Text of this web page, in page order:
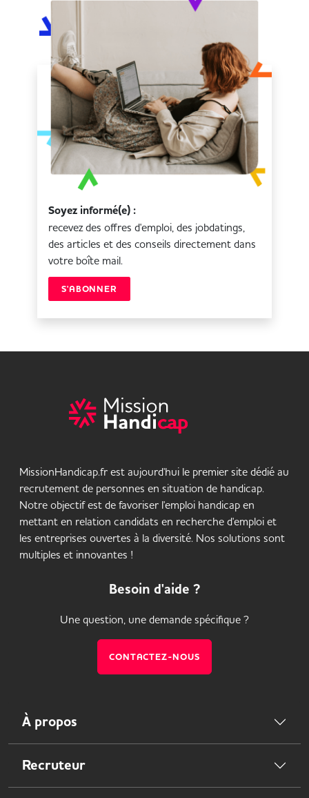
Soyez informé(e) :
recevez des offres d'emploi, des jobdatings,
des articles et des conseils directement dans
votre boîte mail.
S'ABONNER
MissionHandicap.fr est aujourd'hui le premier site dédié au
recrutement de personnes en situation de handicap.
Notre objectif est de favoriser l'emploi handicap en
mettant en relation candidats en recherche d'emploi et
les entreprises ouvertes à la diversité. Nos solutions sont
multiples et innovantes !
Besoin d'aide ?
Une question, une demande spécifique ?
CONTACTEZ-NOUS
À propos
Recruteur